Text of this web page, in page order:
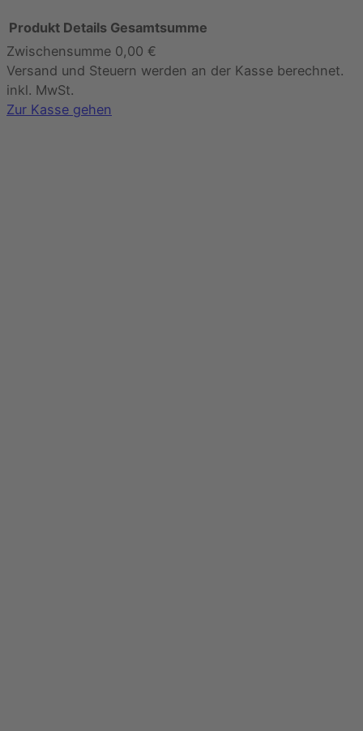
Produkte
im
Warenkorb
Produkt Details Gesamtsumme
Zwischensumme 0,00 €
Versand und Steuern werden an der Kasse berechnet.
inkl. MwSt.
Zur Kasse gehen